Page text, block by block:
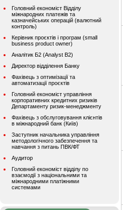
Головний економіст Відділу
міжнародних платежів та
казначейських операцій (валютний
контроль)
Керівник проєктів і програм (small
business product owner)
Аналітик Б2 (Analyst B2)
Директор відділення Банку
Фахівець з оптимізації та
автоматизації проєктів
Головний економіст управління
корпоративних кредитних ризиків
Департаменту ризик-менеджменту
Фахівець з обслуговування клієнтів
в міжнародний банк (Київ)
Заступник начальника управління
методологічного забезпечення та
навчання з питань ПВК/ФТ
Аудитор
Головний економіст відділу по
взаємодії з національними та
міжнародними платіжними
системами